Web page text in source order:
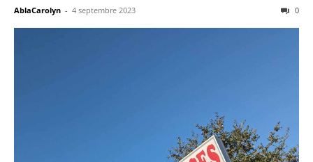
AblaCarolyn - 4 septembre 2023 0